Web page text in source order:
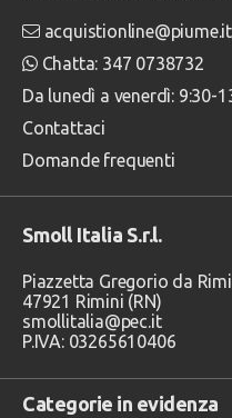
Categorie in evidenza
acquistionline@piume.it
Chatta: 347 0738732
Da lunedì a venerdì: 9:30-
Contattaci
Domande frequenti
Smoll Italia S.r.l.
Piazzetta Gregorio da
47921 Rimini (RN)
smollitalia@pec.it
P.IVA: 03265610406